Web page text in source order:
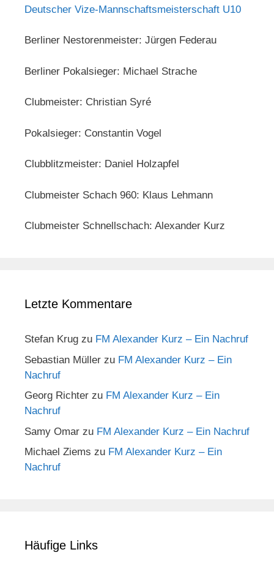
Deutscher Vize-Mannschaftsmeisterschaft U10
Berliner Nestorenmeister: Jürgen Federau
Berliner Pokalsieger: Michael Strache
Clubmeister: Christian Syré
Pokalsieger: Constantin Vogel
Clubblitzmeister: Daniel Holzapfel
Clubmeister Schach 960: Klaus Lehmann
Clubmeister Schnellschach: Alexander Kurz
Letzte Kommentare
Stefan Krug zu FM Alexander Kurz – Ein Nachruf
Sebastian Müller zu FM Alexander Kurz – Ein
Nachruf
Georg Richter zu FM Alexander Kurz – Ein
Nachruf
Samy Omar zu FM Alexander Kurz – Ein Nachruf
Michael Ziems zu FM Alexander Kurz – Ein
Nachruf
Häufige Links